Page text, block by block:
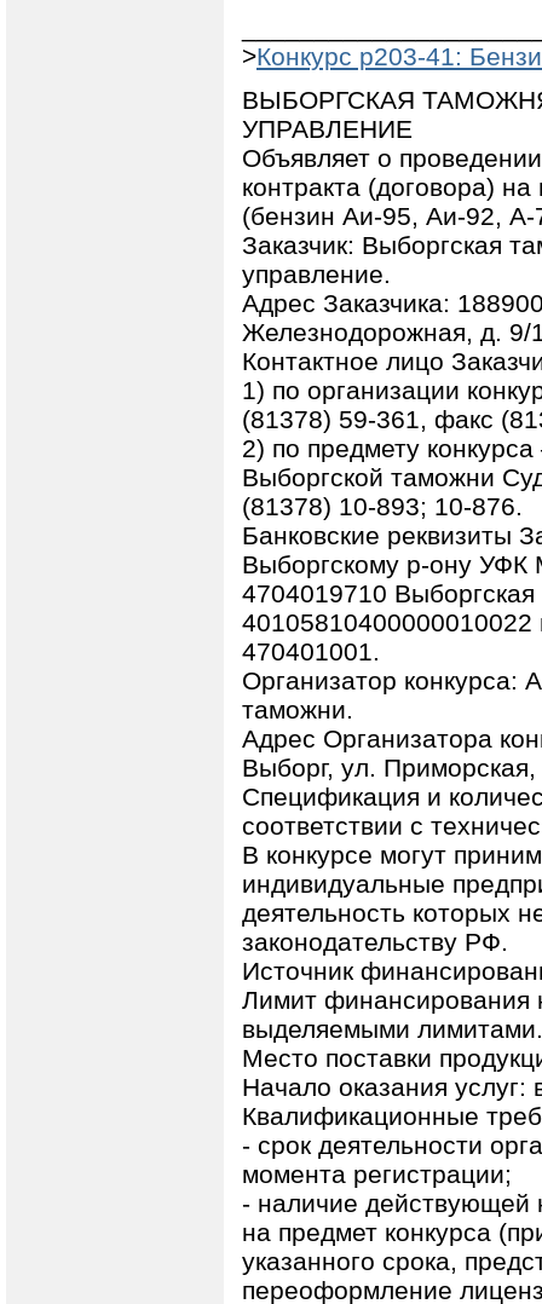
>Конкурс p203-41:
ВЫБОРГСКАЯ
УПРАВЛЕНИЕ
Объявляет о
контракта (договора)
(бензин Аи-95, Аи-92, А-
Заказчик: Выборгская
управление.
Адрес Заказчика:
Железнодорожная, д. 9/
Контактное лицо
1) по организации
(81378) 59-361, факс
2) по предмету
Выборгской таможни
(81378) 10-893; 10-876.
Банковские реквизиты
Выборгскому р-ону
4704019710
470401001.
Организатор конкурса:
таможни.
Адрес Организатора
Выборг, ул.
Спецификация и
соответствии с
В конкурсе могут
индивидуальные
деятельность которых
законодательству РФ.
Источник
Лимит финансирования
выделяемыми лимитами.
Место поставки
Начало оказания услуг:
Квалификационные
- срок деятельности
момента регистрации;
- наличие действующей
на предмет конкурса
указанного срока,
переоформление